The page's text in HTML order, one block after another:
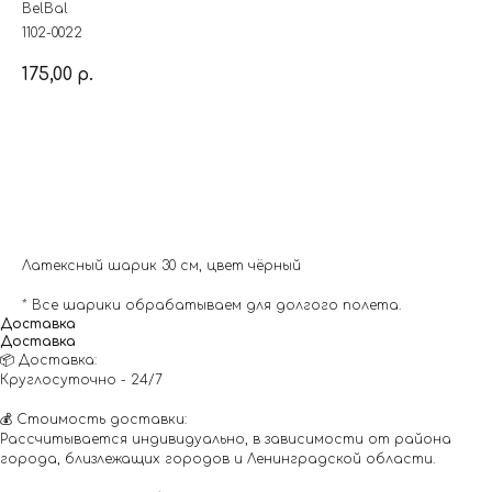
BelBal
1102-0022
175,00 р.
Латексный шарик 30 см, цвет чёрный
* Все шарики обрабатываем для долгого полета.
Доставка
Доставка
📦 Доставка:
Круглосуточно - 24/7
💰 Стоимость доставки:
Рассчитывается индивидуально, в зависимости от района
города, близлежащих городов и Ленинградской области.